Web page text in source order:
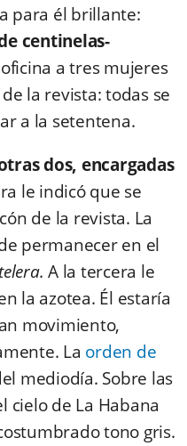
para él brillante:
centinelas-
a tres mujeres
la revista: todas se
a la setentena.
dos, encargadas
le indicó que se
de la revista. La
permanecer en el
A la tercera le
la azotea. Él estaría
movimiento,
La orden de
mediodía. Sobre las
cielo de La Habana
tono gris.